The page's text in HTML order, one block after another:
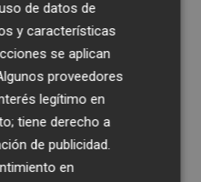
de datos de
y características
se aplican
proveedores
legítimo en
tiene derecho a
de publicidad
en